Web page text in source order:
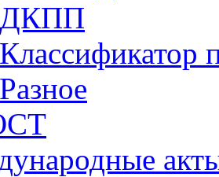
ДКПП
Классификатор
Разное